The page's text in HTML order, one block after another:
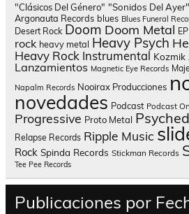
"Clásicos Del Género" "Sonidos Del Ayer"
Argonauta Records blues Blues Funeral
Desert Rock Doom Doom Metal EP
rock heavy metal Heavy Psych
Heavy Rock Instrumental
Lanzamientos Magnetic Eye Records
Napalm Records Nooirax Producciones
novedades Podcast Podcast
Progressive Proto Metal
Relapse Records Ripple Music
Rock Spinda Records Stickman Records
Tee Pee Records
Publicaciones por